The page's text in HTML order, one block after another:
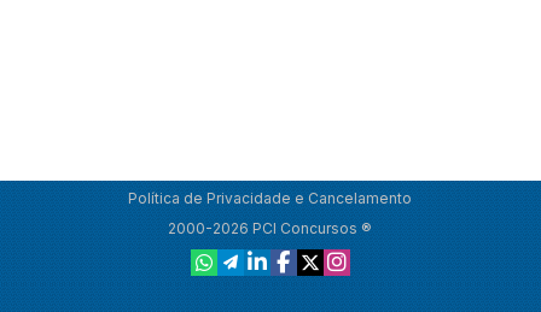
Política de Privacidade e Cancelamento
2000-2026 PCI Concursos ®